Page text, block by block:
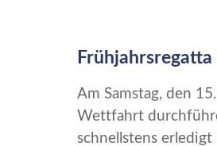
Am Samstag, den
Wettfahrt
schnellstens erledigt